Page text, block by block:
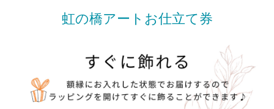
虹の橋アートお仕立て券
on
年
4
miki